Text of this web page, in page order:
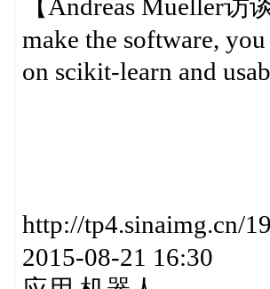
【Andreas Mueller
make the software,
on scikit-learn and
http://tp4.sinaimg.cn/
2015-08-21 16:30